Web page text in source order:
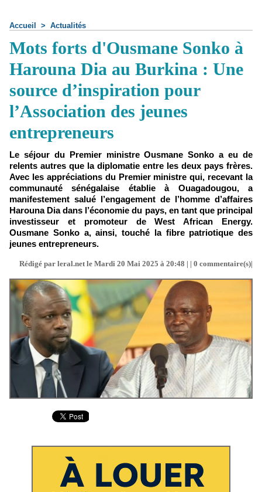
Accueil > Actualités
Mots forts d'Ousmane Sonko à
Harouna Dia au Burkina : Une
source d’inspiration pour
l’Association des jeunes
entrepreneurs
Le séjour du Premier ministre Ousmane Sonko a eu de
relents autres que la diplomatie entre les deux pays frères.
Avec les appréciations du Premier ministre qui, recevant la
communauté sénégalaise établie à Ouagadougou, a
manifestement salué l’engagement de l’homme d’affaires
Harouna Dia dans l’économie du pays, en tant que principal
investisseur et promoteur de West African Energy.
Ousmane Sonko a, ainsi, touché la fibre patriotique des
jeunes entrepreneurs.
Rédigé par leral.net le Mardi 20 Mai 2025 à 20:48 | | 0 commentaire(s)|